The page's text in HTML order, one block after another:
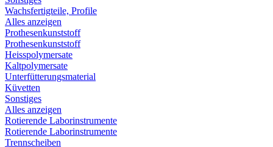
Wachsfertigteile, Profile
Alles anzeigen
Prothesenkunststoff
Prothesenkunststoff
Heisspolymersate
Kaltpolymersate
Unterfütterungsmaterial
Küvetten
Sonstiges
Alles anzeigen
Rotierende Laborinstrumente
Rotierende Laborinstrumente
Trennscheiben